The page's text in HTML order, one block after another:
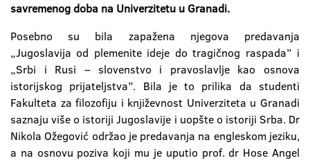
savremenog doba na Univerzitetu u Granadi.
Posebno su bila zapažena njegova predavanja
„Jugoslavija od plemenite ideje do tragičnog raspada” i
„Srbi i Rusi – slovenstvo i pravoslavlje kao osnova
istorijskog prijateljstva”. Bila je to prilika da studenti
Fakulteta za filozofiju i književnost Univerziteta u Granadi
saznaju više o istoriji Jugoslavije i uopšte o istoriji Srba. Dr
Nikola Ožegović održao je predavanja na engleskom jeziku,
a na osnovu poziva koji mu je uputio prof. dr Hose Angel